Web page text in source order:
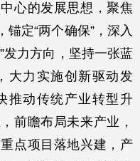
心的发展思想，聚焦
定“两个确保”，深入
发力方向，坚持一张蓝
大力实施创新驱动发
推动传统产业转型升
前瞻布局未来产业，
点项目落地兴建，产